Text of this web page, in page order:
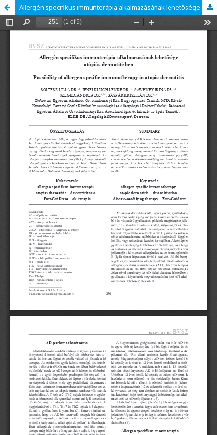
Allergén specifikus immunterápia alkalmazásának lehetősége atópiás dermatitisben